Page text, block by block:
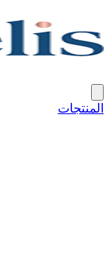
المنتجات